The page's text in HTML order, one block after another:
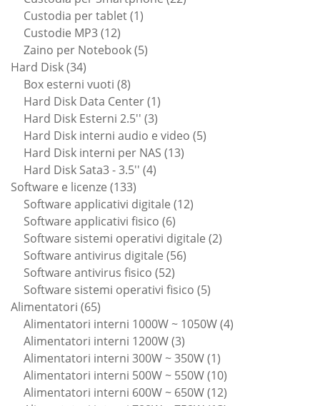
Custodia per tablet 11
Custodie MP3 1212
prodotti
Zaino per Notebook 55
Hard Disk 3434
prodotti
Box esterni vuoti 88
prodotti
Hard Disk Data Center 11
prodotto
Hard Disk Esterni 2.5'' 33
prodotti
Hard Disk interni audio e video 55
Hard Disk interni per NAS 1313
Hard Disk Sata3 - 3.5'' 44
Software e licenze 133133
prodotti
Software applicativi digitale 1212
Software applicativi fisico 66
prodotti
Software sistemi operativi digitale 22
Software antivirus digitale 5656
Software antivirus fisico 5252
prodotti
Software sistemi operativi fisico 55
Alimentatori 6565
prodotti
Alimentatori interni 1000W ~ 1050W 44
Alimentatori interni 1200W 33
prodotti
Alimentatori interni 300W ~ 350W 11
prodotto
Alimentatori interni 500W ~ 550W 1010
prodotti
Alimentatori interni 600W ~ 650W 1212